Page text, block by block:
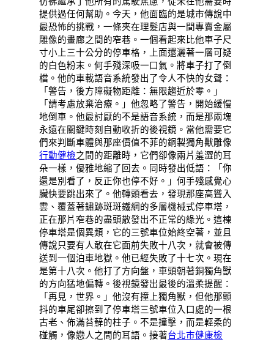
提供過任何幫助。今天，他面臨的是城市傳說中
最恐怖的挑戰，一條夾在理髮店與一間專賣金屬
雕像的畫廊之間的窄巷。一個看起來比他車子尺
寸小上三十公分的停車格，上面還灑著一層可疑
的白色粉末。何手殘深吸一口氣。將車子打了倒
檔。他的車載語音系統發出了令人不快的女聲：
「警告，後方障礙物距離：無限趨近於零。」
「請考慮放棄治療。」他忽略了警告，開始緩慢
地倒車。他最討厭的不是語音系統，而是那兩塊
永遠在關鍵時刻自動收折的後視鏡。當他需要它
們來判斷車體與那座價值不菲的銅製獨角獸雕像
行動健檢之間的距離時，它們卻像兩片羞澀的耳
朵一樣，優雅地縮了回去。同時發出低語：「你
還是別看了，反正你也停不好。」何手殘感覺心
臟快要跳出來了。他轉頭看去，發現那座高聳入
雲、覆蓋著鏽跡斑斑鐵網的多層機械式停車塔，
正在那片窄巷的盡頭散發出不正常的綠光。這棟
停車塔是個異類，它的三號車位始終空著，並且
傳說只要有人敢在它面前失敗十八次，就會被傳
送到一個泊車地獄。他已經失敗了十七次。現在
是第十八次。他打了方向盤，車頭朝著銅獨角獸
的方向猛地偏轉。後視鏡發出最後的溫柔提醒：
「再見，世界。」他沒有撞上獨角獸，但他那顫
抖的車尾卻擦到了停車塔三號車位入口處的一根
古老、佈滿苔蘚的柱子。不是撞擊，而是輕柔的
碰觸，像戀人之間的耳語。接著台北巿健康檢